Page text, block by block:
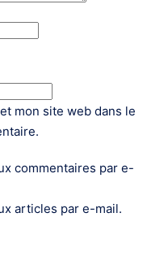
mon site web dans le
commentaires par e-
articles par e-mail.